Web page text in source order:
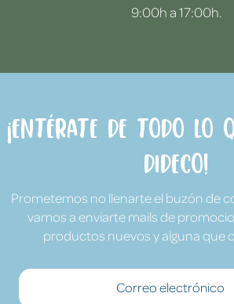
9:00h a 17:00h.
¡Entérate de todo lo
Dideco!
Prometemos no llenarte el buzón de
vamos a enviarte mails de
productos nuevos y alguna que